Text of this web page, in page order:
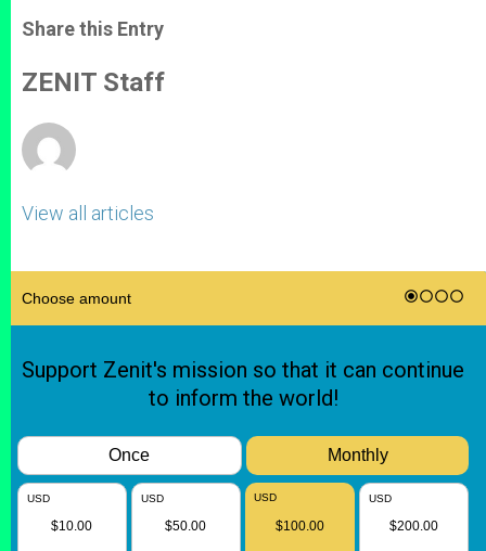
t
s
p
p
s
e
g
e
e
b
o
k
Share this Entry
ZENIT Staff
View all articles